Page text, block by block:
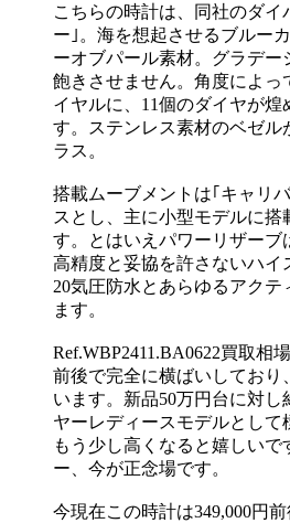
こちらの時計は、同社のダイ
ー｣。海を想起させるブルー
ーオブパール素材。グラデー
飽きさせません。角度によっ
イヤルに、11個のダイヤが
す。ステンレス素材のベゼル
ラス。
搭載ムーブメントは｢キャリ
スとし、主に小型モデルに
す。とはいえパワーリザーブ
高精度と妥協を許さないハイ
20気圧防水とあらゆるアクテ
ます。
Ref.WBP2411.BA0622買取相
前後で完全に横ばいしており
います。新品50万円台に対し
ヤーレディースモデルとし
もう少し高くなると嬉しいで
ー、今が正念場です。
今現在この時計は349,000円